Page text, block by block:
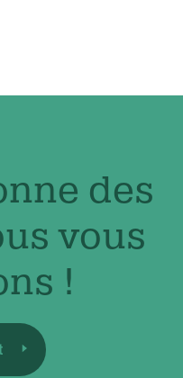
des
vous
!